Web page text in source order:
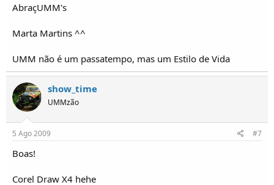
AbraçUMM's
Marta Martins ^^
UMM não é um passatempo, mas um Estilo de Vida
show_time
UMMzão
5 Ago 2009 #7
Boas!
Corel Draw X4 hehe